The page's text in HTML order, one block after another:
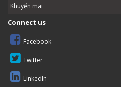
Khuyến mãi
Connect us
Facebook
Twitter
LinkedIn